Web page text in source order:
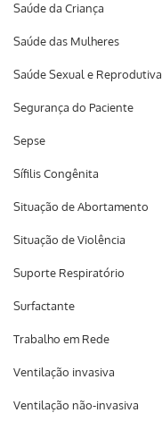
Saúde da Criança
Saúde das Mulheres
Saúde Sexual e Reprodutiva
Segurança do Paciente
Sepse
Sífilis Congênita
Situação de Abortamento
Situação de Violência
Suporte Respiratório
Surfactante
Trabalho em Rede
Ventilação invasiva
Ventilação não-invasiva